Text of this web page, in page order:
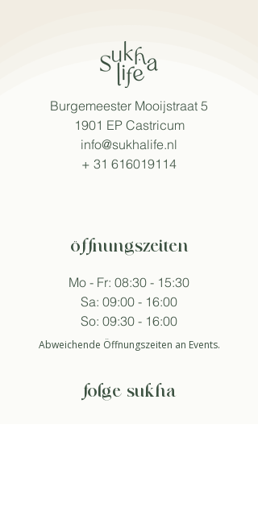
Burgemeester Mooijstraat 5
1901 EP Castricum
info@sukhalife.nl
+ 31 616019114
öffnungszeiten
Mo - Fr: 08:30 - 15:30
Sa: 09:00 - 16:00
So: 09:30 - 16:00
Abweichende Öffnungszeiten an Events.
folge sukha